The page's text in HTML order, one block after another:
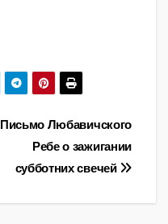
Письмо Любавичского
Ребе о зажигании
субботних свечей